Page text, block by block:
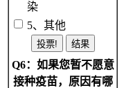
染
5、其他
Q6：如果您暂不愿意
接种疫苗，原因有哪